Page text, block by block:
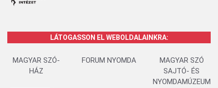
LÁTOGASSON EL WEBOLDALAINKRA:
MAGYAR SZÓ-
HÁZ
FORUM NYOMDA
MAGYAR SZÓ
SAJTÓ- ÉS
NYOMDAMÚZEUM